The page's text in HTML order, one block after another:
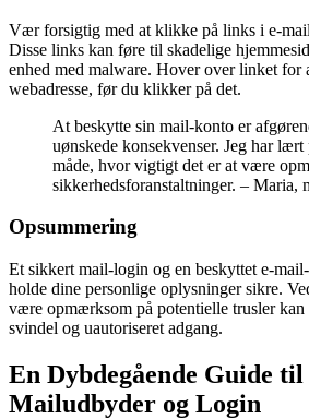
Vær forsigtig med at klikke på links i e-
Disse links kan føre til skadelige
enhed med malware. Hover over linket for
webadresse, før du klikker på det.
At beskytte sin mail-konto er
uønskede konsekvenser. Jeg har lært
måde, hvor vigtigt det er at være
sikkerhedsforanstaltninger. – Maria,
Opsummering
Et sikkert mail-login og en beskyttet e-
holde dine personlige oplysninger sikre.
være opmærksom på potentielle trusler
svindel og uautoriseret adgang.
En Dybdegående Guide
Mailudbyder og Login